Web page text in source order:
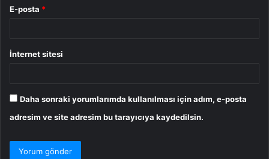
E-posta *
İnternet sitesi
Daha sonraki yorumlarımda kullanılması için adım, e-posta
adresim ve site adresim bu tarayıcıya kaydedilsin.